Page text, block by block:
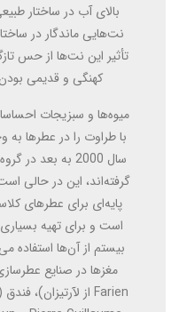
بالای آب در ساختار
نت‌هایی ماندگار در
تأثیر این نت‌ها از حس
کهنگی و قدیمی بودن
میوه‌ها و سبزیجات
با طراوت را در عطرها به
سال 2000 به بعد
گرفته‌اند، این در حالی
است و برای تهیه
بیستم از آن‌ها استفاده